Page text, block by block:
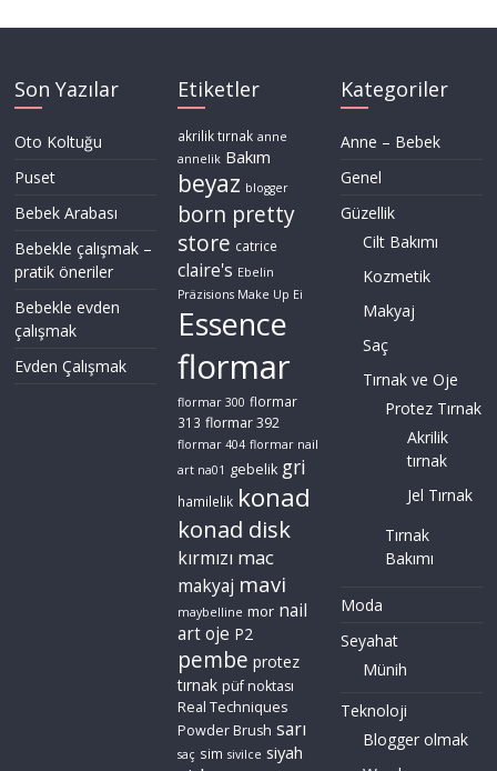
Son Yazılar
Oto Koltuğu
Puset
Bebek Arabası
Bebekle çalışmak –
pratik öneriler
Bebekle evden
çalışmak
Evden Çalışmak
Etiketler
akrilik tırnak anne
annelik Bakım
beyaz blogger
born pretty
store catrice
claire's Ebelin
Präzisions Make Up Ei
Essence
flormar
flormar 300 flormar
313 flormar 392
flormar 404 flormar nail
art na01 gebelik gri
hamilelik konad
konad disk
kırmızı mac
makyaj mavi
maybelline mor nail
artoje P2
pembe protez
tırnak püf noktası
Real Techniques
Powder Brush sarı
saç sim sivilce siyah
Kategoriler
Anne – Bebek
Genel
Güzellik
Cilt Bakımı
Kozmetik
Makyaj
Saç
Tırnak ve Oje
Protez Tırnak
Akrilik
tırnak
Jel Tırnak
Tırnak
Bakımı
Moda
Seyahat
Münih
Teknoloji
Blogger olmak